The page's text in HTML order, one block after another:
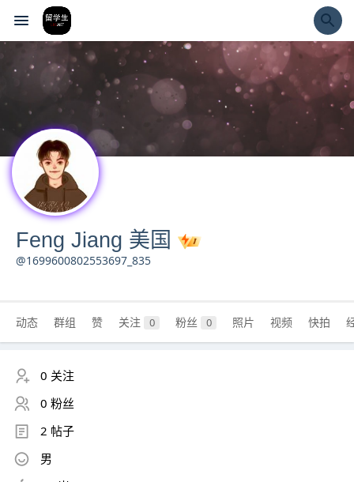
经验市
Feng Jiang 美国
@1699600802553697_835
动态 群组 赞 关注 0 粉丝 0 照片 视频 快拍
0 关注
0 粉丝
2 帖子
男